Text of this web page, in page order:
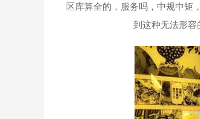
区库算全的，服务吗，中规中矩
到这种无法形容